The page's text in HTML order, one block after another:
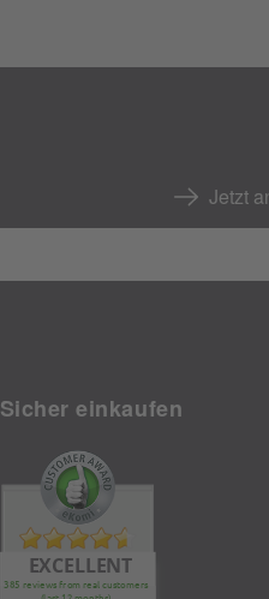
Jetzt
Sicher einkaufen
EXCELLENT
385 reviews from real customers